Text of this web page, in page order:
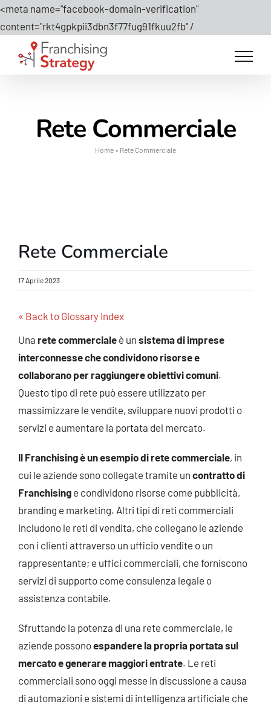
<meta name="facebook-domain-verification"
content="rkt4gpkpii3dbn3f77fug91fkuu2fb" /
contenuto
Rete Commerciale
Home » Rete Commerciale
Rete Commerciale
17 Aprile 2023
« Back to Glossary Index
Una rete commerciale è un sistema di imprese
interconnesse che condividono risorse e
collaborano per raggiungere obiettivi comuni.
Questo tipo di rete può essere utilizzato per
massimizzare le vendite, sviluppare nuovi prodotti o
servizi e aumentare la portata del mercato.
Il Franchisingè un esempio direte commerciale, in
cui le aziende sono collegate tramite un contratto di
Franchising e condividono risorse come pubblicità,
branding e marketing. Altri tipi di reti commerciali
includono le reti di vendita, che collegano le aziende
con i clienti attraverso un ufficio vendite o un
rappresentante; e uffici commerciali, che forniscono
servizi di supporto come consulenza legale o
assistenza contabile.
Sfruttando la potenza di una rete commerciale, le
aziende possonoespandere la propria portata sul
mercato e generare maggiori entrate. Le reti
commerciali sono oggi messe in discussione a causa
di automazioni e sistemi di intelligenza artificiale che